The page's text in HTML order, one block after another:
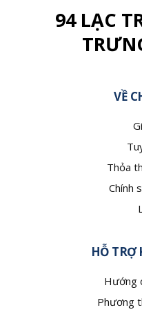
94 LẠC
VỀ
Thỏa
Chính
HỖ TRỢ
Hướng
Phương